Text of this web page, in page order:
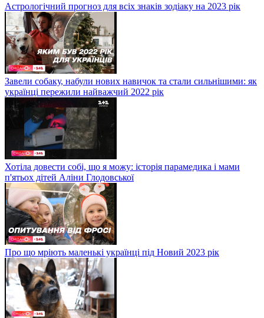
Астрологічний прогноз для всіх знаків зодіаку на 2023 рік
Завели собаку, набули нових навичок та стали сильнішими: як
українці пережили найважчий 2022 рік
Хотіла довести собі, що я можу: історія парамедика і мами
п'ятьох дітей Аліни Глодовської
Про що мріють маленькі українці під Новий 2023 рік